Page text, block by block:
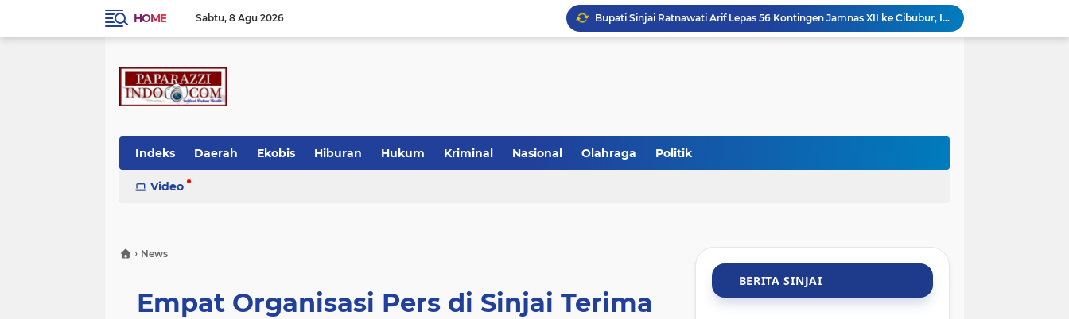
HOME Sabtu 8 Agu 2026
Keren! Tim SAR Dit Samapta Polda Sulsel Raih Penghargaan Basarnas Usai Misi ATR 42-500 di Bulu Saraung
Pemkab Sinjai Salurkan Bantuan ATENSI Kemensos untuk 36 Penyandang Disabilitas
Luar Biasa! Pelajar SMPN 3 Sinjai Unjuk Gigi Pamer Aplikasi AI di Kantor Google Indonesia
Indeks Daerah Ekobis Hiburan Hukum Kriminal Nasional Olahraga Politik
Video
› News
Empat Organisasi Pers di Sinjai Terima
BERITA SINJAI